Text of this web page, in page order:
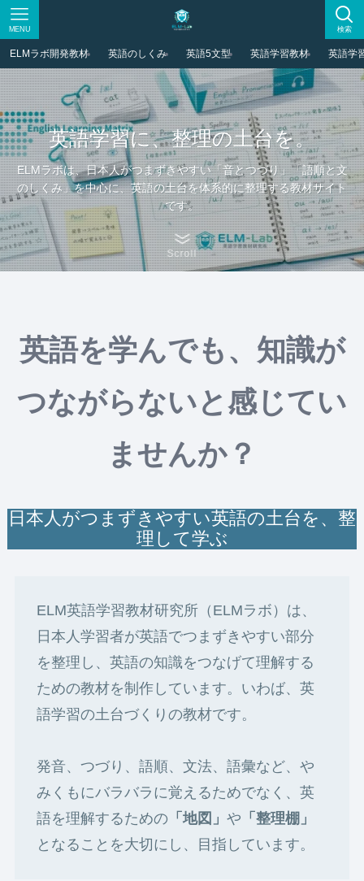
検索
MENU
ELMラボ開発教材 英語のしくみ 英語5文型 英語学習教材 英語学
英語学習に、整理の土台を。
ELMラボは、日本人がつまずきやすい「音とつづり」「語順と文
のしくみ」を中心に、英語の土台を体系的に整理する教材サイト
です。
Scroll
英語を学んでも、知識が
つながらないと感じてい
ませんか？
日本人がつまずきやすい英語の土台を、整
理して学ぶ
ELM英語学習教材研究所（ELMラボ）は、
日本人学習者が英語でつまずきやすい部分
を整理し、英語の知識をつなげて理解する
ための教材を制作しています。いわば、英
語学習の土台づくりの教材です。
発音、つづり、語順、文法、語彙など、や
みくもにバラバラに覚えるためでなく、英
語を理解するための 「地図」 や 「整理棚」
となることを大切にし、目指しています。